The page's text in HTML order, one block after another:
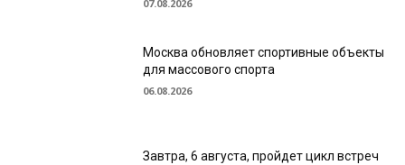
07.08.2026
Москва обновляет спортивные объекты
для массового спорта
06.08.2026
Завтра, 6 августа, пройдет цикл встреч